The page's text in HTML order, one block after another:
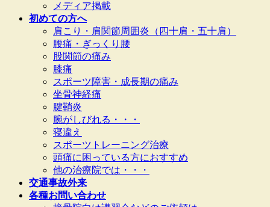
メディア掲載
初めての方へ
肩こり・肩関節周囲炎（四十肩・五十肩）
腰痛・ぎっくり腰
股関節の痛み
膝痛
スポーツ障害・成長期の痛み
坐骨神経痛
腱鞘炎
腕がしびれる・・・
寝違え
スポーツトレーニング治療
頭痛に困っている方におすすめ
他の治療院では・・・
交通事故外来
各種お問い合わせ